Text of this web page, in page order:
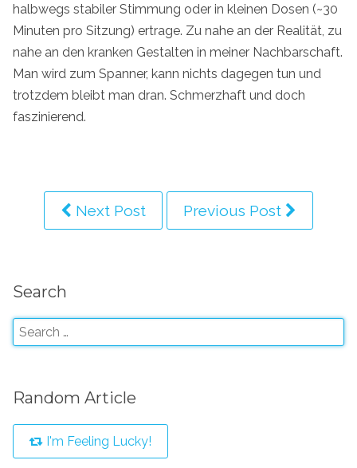
halbwegs stabiler Stimmung oder in kleinen Dosen (~30
Minuten pro Sitzung) ertrage. Zu nahe an der Realität, zu
nahe an den kranken Gestalten in meiner Nachbarschaft.
Man wird zum Spanner, kann nichts dagegen tun und
trotzdem bleibt man dran. Schmerzhaft und doch
faszinierend.
Next Post Previous Post
Search
Random Article
I'm Feeling Lucky!